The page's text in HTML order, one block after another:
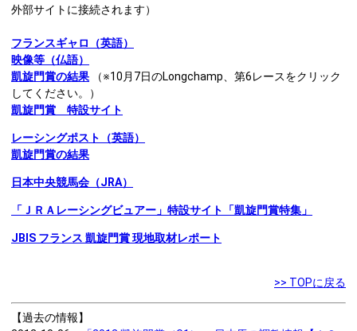
外部サイトに接続されます）
フランスギャロ（英語）
映像等（仏語）
凱旋門賞の結果 （※10月7日のLongchamp、第6レースをクリック
してください。）
凱旋門賞 特設サイト
レーシングポスト（英語）
凱旋門賞の結果
日本中央競馬会（JRA）
「ＪＲＡレーシングビュアー」特設サイト「凱旋門賞特集」
JBIS フランス 凱旋門賞 現地取材レポート
>> TOPに戻る
【過去の情報】